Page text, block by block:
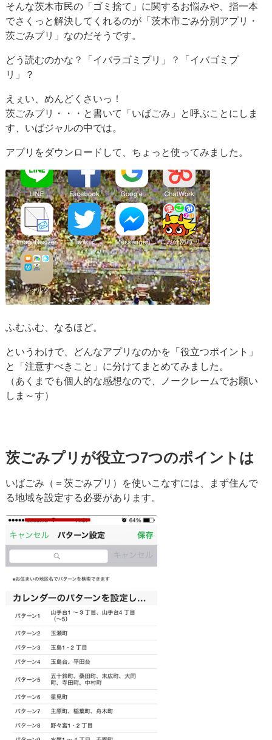
そんな茨木市民の「ゴミ捨て」に関するお悩みや、指一本
でさくっと解決してくれるのが「茨木市ごみ分別アプリ・
茨ごみプリ」なのだそうです。
どう読むのかな？「イバラゴミプリ」？「イバゴミプ
リ」？
えぇい、めんどくさいっ！
茨ごみプリ・・・と書いて「いばごみ」と呼ぶことにしま
す、いばジャルの中では。
アプリをダウンロードして、ちょっと使ってみました。
ふむふむ、なるほど。
というわけで、どんなアプリなのかを「役立つポイント」
と「注意すべきこと」に分けてまとめてみました。
（あくまでも個人的な感想なので、ノークレームでお願い
しま～す）
茨ごみプリが役立つ7つのポイントは
いばごみ（＝茨ごみプリ）を使いこなすには、まず住んで
る地域を設定する必要があります。